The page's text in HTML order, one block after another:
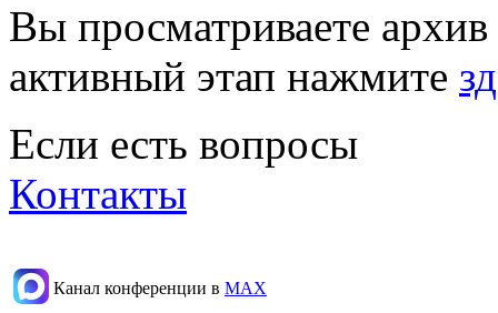
Вы просматриваете
активный этап нажмите
Если есть вопросы
Контакты
Канал конференции в МАХ